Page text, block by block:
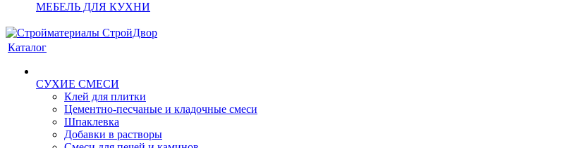
МЕБЕЛЬ ДЛЯ КУХНИ
Каталог
СУХИЕ СМЕСИ
Клей для плитки
Цементно-песчаные и кладочные смеси
Шпаклевка
Добавки в растворы